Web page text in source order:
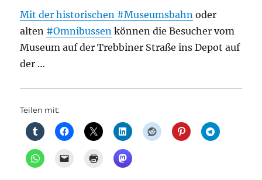
Mit der historischen #Museumsbahn oder
alten #Omnibussen können die Besucher vom
Museum auf der Trebbiner Straße ins Depot auf
der …
Teilen mit: